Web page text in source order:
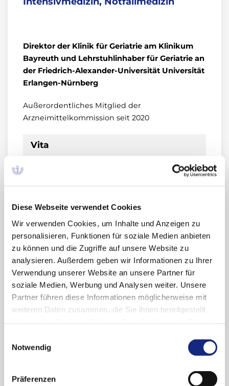
Diese Webseite verwendet Cookies
Wir verwenden Cookies, um Inhalte und Anzeigen zu
personalisieren, Funktionen für soziale Medien anbieten
zu können und die Zugriffe auf unsere Website zu
analysieren. Außerdem geben wir Informationen zu Ihrer
Verwendung unserer Website an unsere Partner für
soziale Medien, Werbung und Analysen weiter. Unsere
Partner führen diese Informationen möglicherweise mit
weiteren Daten zusammen, die Sie ihnen bereitgestellt
Cookies, wenn Sie unsere Webseite weiterhin
Notwendig
Präferenzen
Direktor der Klinik für Geriatrie am Klinikum
Bayreuth und Lehrstuhlinhaber für Geriatrie an
der Friedrich-Alexander-Universität Universität
Erlangen-Nürnberg
Außerordentliches Mitglied der
Arzneimittelkommission seit 2020
Vita
Universität Erlangen-Nürnberg
Assistenzarzt Geriatrische Klinik Klinikum
Nürnberg
Facharzt für Innere Medizin, Zusatzausbildung
Geriatrie
bereichsleitender Oberarzt an der Klinik für
Notfall- und Internistische Intensivmedzin
2013-2022 Chefarzt der Klinik für Geriatrie am